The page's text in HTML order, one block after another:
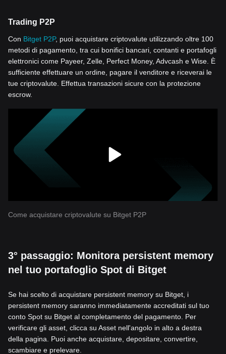
Trading P2P
Con Bitget P2P, puoi acquistare criptovalute utilizzando oltre 100
metodi di pagamento, tra cui bonifici bancari, contanti e portafogli
elettronici come Payeer, Zelle, Perfect Money, Advcash e Wise. È
sufficiente effettuare un ordine, pagare il venditore e riceverai le
tue criptovalute. Effettua transazioni sicure con la protezione
escrow.
Come acquistare criptovalute su Bitget P2P
3° passaggio: Monitora persistent memory
nel tuo portafoglio Spot di Bitget
Se hai scelto di acquistare persistent memory su Bitget, i
persistent memory saranno immediatamente accreditati sul tuo
conto Spot su Bitget al completamento del pagamento. Per
verificare gli asset, clicca su Asset nell'angolo in alto a destra
della pagina. Puoi anche acquistare, depositare, convertire,
scambiare e prelevare.